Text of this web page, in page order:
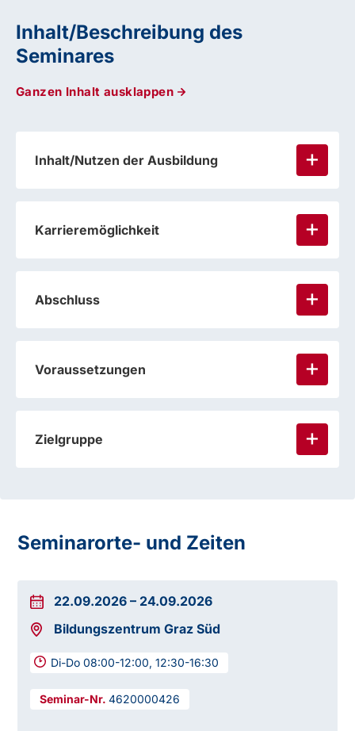
Inhalt/Beschreibung des
Seminares
Ganzen Inhalt ausklappen
Inhalt/Nutzen der Ausbildung
Karrieremöglichkeit
Abschluss
Voraussetzungen
Zielgruppe
Seminarorte- und Zeiten
22.09.2026 – 24.09.2026
Bildungszentrum Graz Süd
Di-Do 08:00-12:00, 12:30-16:30
4620000426